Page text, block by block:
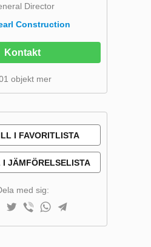
Director
Construction
Kontakt
objekt mer
I FAVORITLISTA
JÄMFÖRELSELISTA
med sig: